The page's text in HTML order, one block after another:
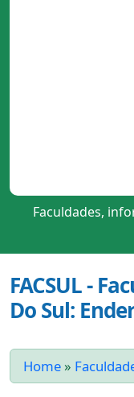
Faculdades,
FACSUL -
Do Sul:
Home »